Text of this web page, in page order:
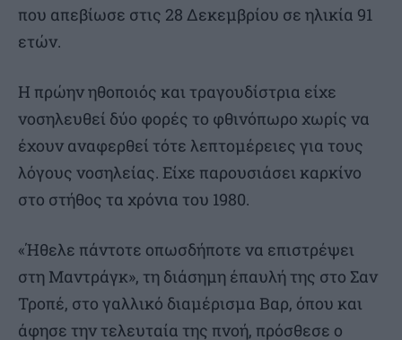
που απεβίωσε στις 28 Δεκεμβρίου σε ηλικία 91
ετών.
Η πρώην ηθοποιός και τραγουδίστρια είχε
νοσηλευθεί δύο φορές το φθινόπωρο χωρίς να
έχουν αναφερθεί τότε λεπτομέρειες για τους
λόγους νοσηλείας. Είχε παρουσιάσει καρκίνο
στο στήθος τα χρόνια του 1980.
«Ήθελε πάντοτε οπωσδήποτε να επιστρέψει
στη Μαντράγκ», τη διάσημη έπαυλή της στο Σαν
Τροπέ, στο γαλλικό διαμέρισμα Βαρ, όπου και
άφησε την τελευταία της πνοή, πρόσθεσε ο